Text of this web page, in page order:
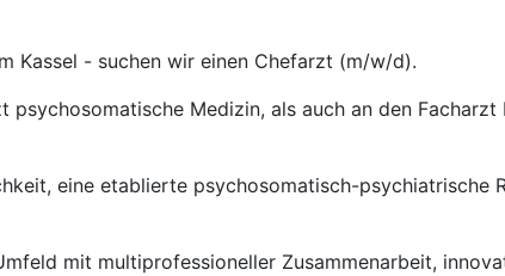
Kassel - suchen wir einen Chefarzt (m/w/d).
Medizin, als auch an den
eine etablierte psychosomatisch-psychiatrische
mit multiprofessioneller Zusammenarbeit,